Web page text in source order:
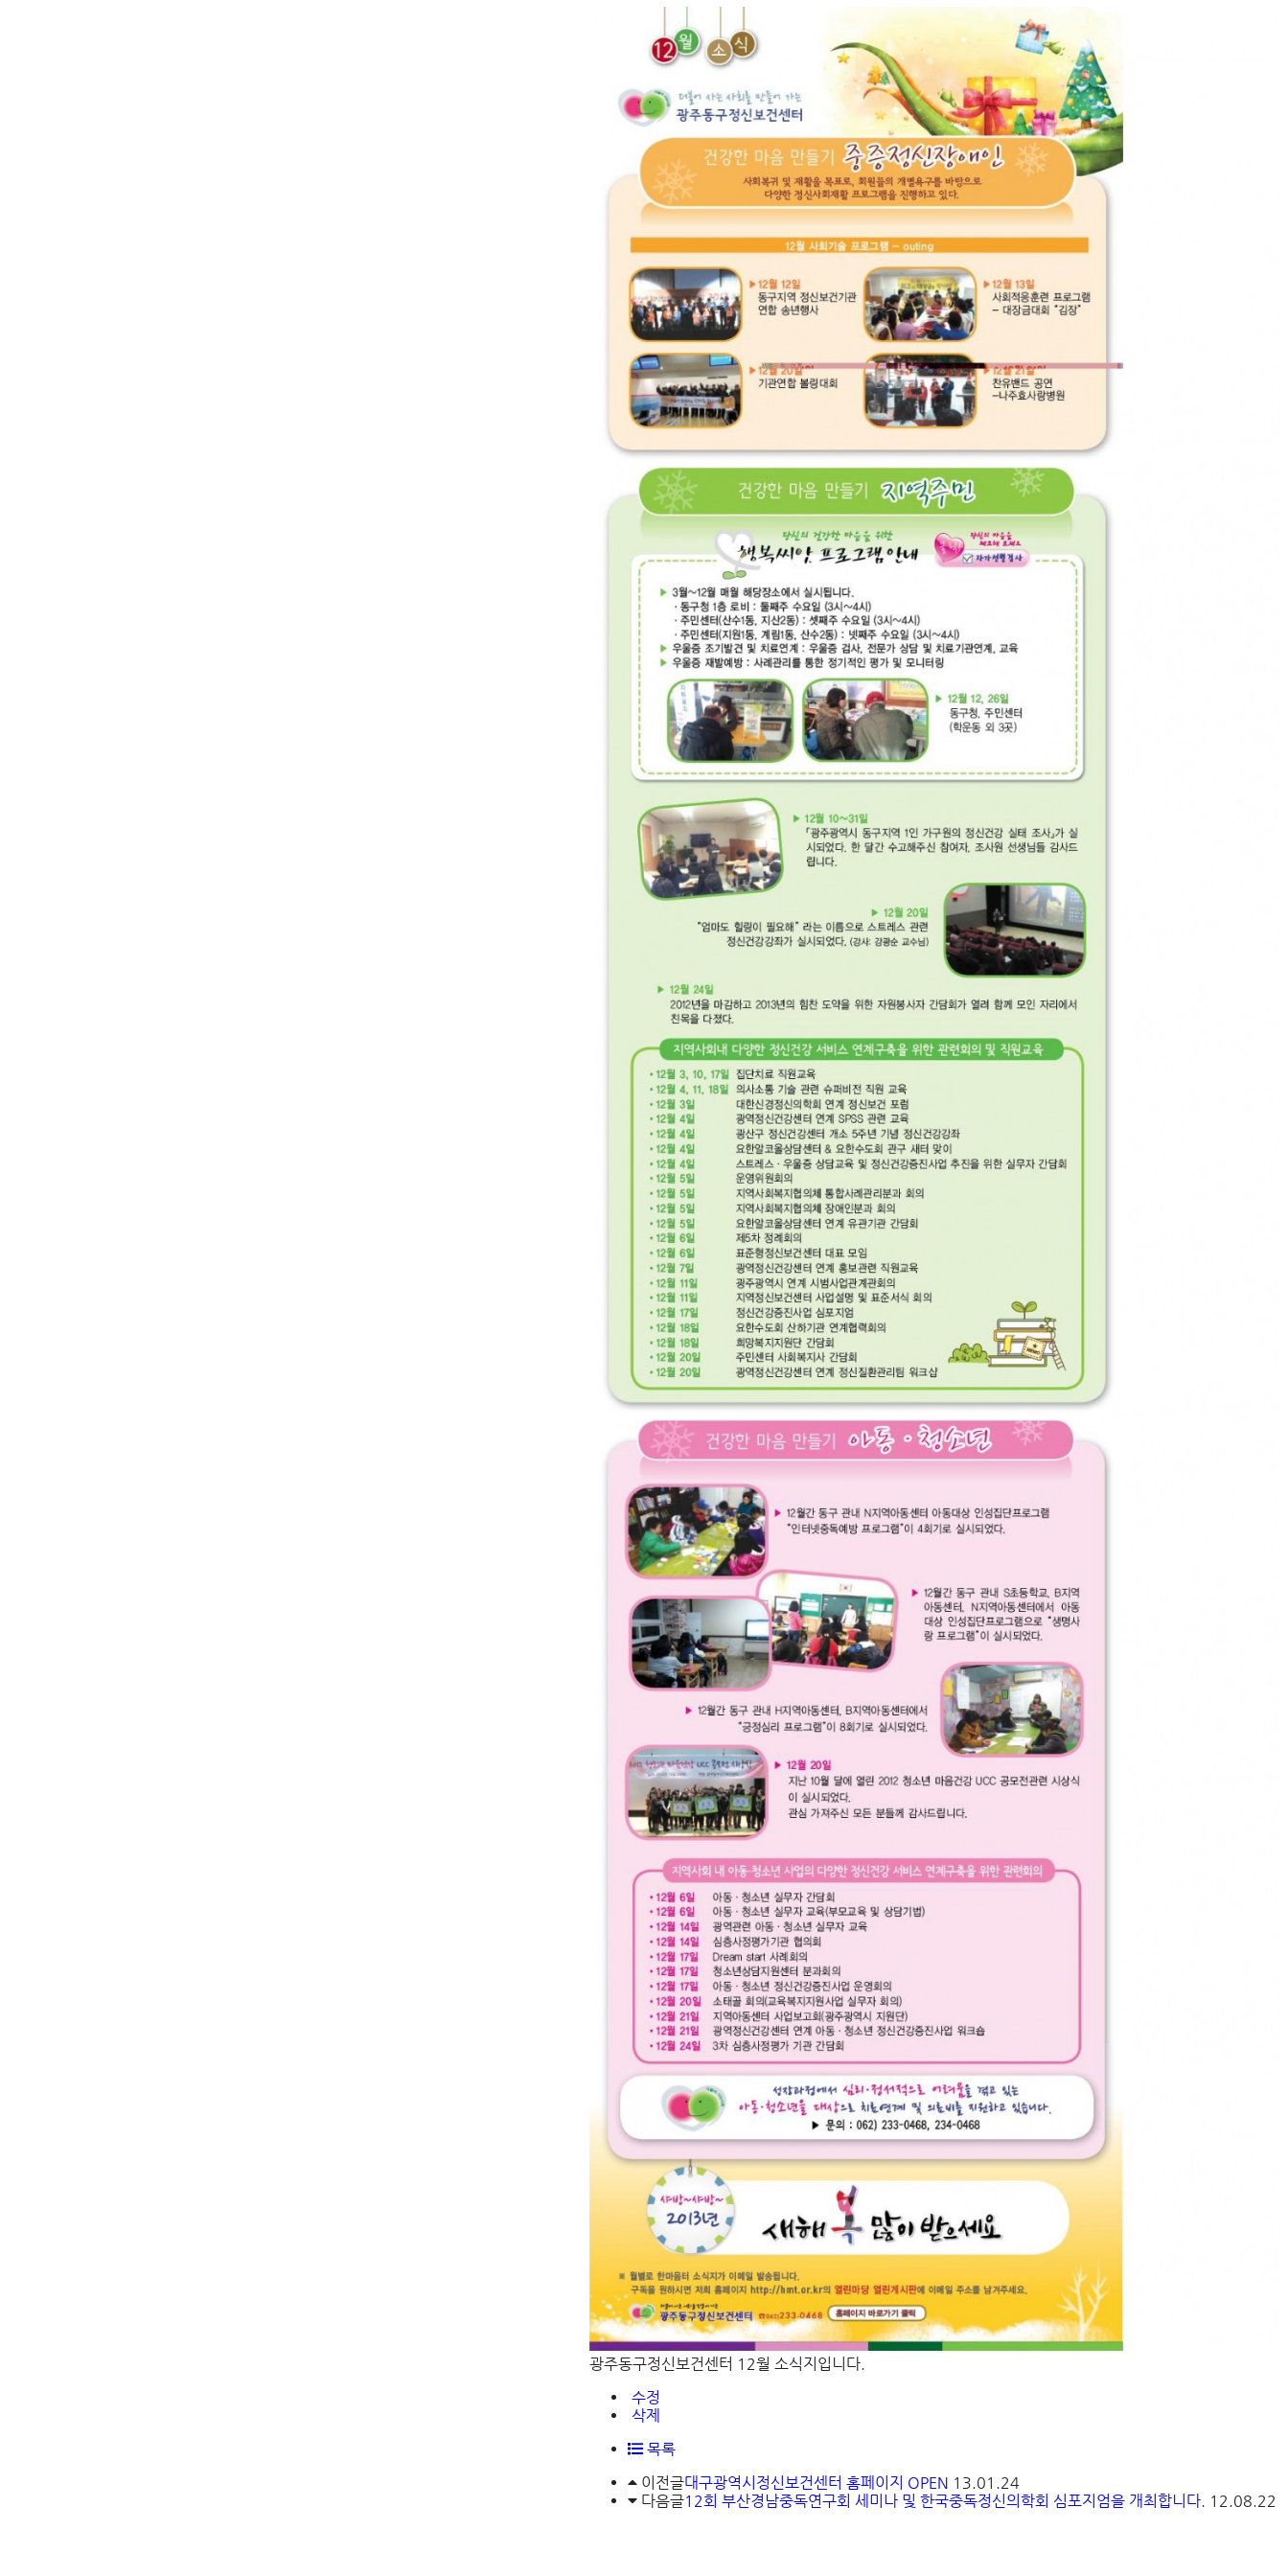
광주동구정신보건센터 12월 소식지입니다.
수정
삭제
목록
이전글대구광역시정신보건센터 홈페이지 OPEN 13.01.24
다음글12회 부산경남중독연구회 세미나 및 한국중독정신의학회 심포지엄을 개최합니다. 12.08.22